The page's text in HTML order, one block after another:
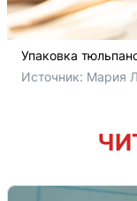
Упаковка
Источник: Мария